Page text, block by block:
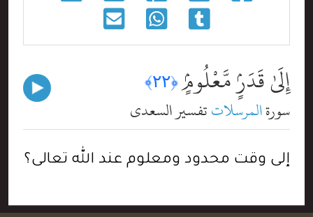
إِلَىٰ قَدَرٍۢ مَّعْلُومٍۢ﴿٢٢﴾
سورةالمرسلاتتفسير السعدي
إلى وقت محدود ومعلوم عند الله تعالى؟